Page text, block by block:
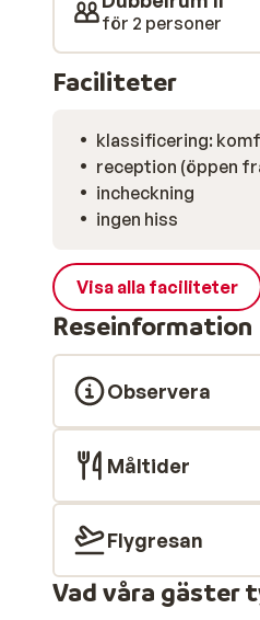
för 2 personer
Faciliteter
klassificering:
reception (öppen
incheckning
ingen hiss
Visa alla faciliteter
Reseinformation
Observera
Måltider
Flygresan
Vad våra gäster